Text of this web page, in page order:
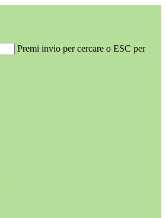
Premi invio per cercare o ESC per